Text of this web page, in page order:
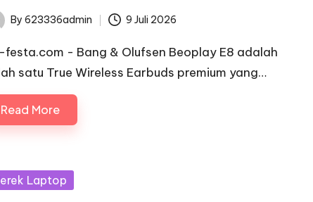
By 623336admin 9 Juli 2026
- Bang & Olufsen Beoplay E8 adalah
satu True Wireless Earbuds premium yang…
Read More
Laptop